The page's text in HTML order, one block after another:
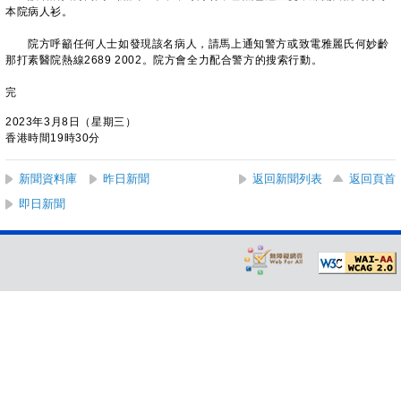
本院病人衫。
院方呼籲任何人士如發現該名病人，請馬上通知警方或致電雅麗氏何妙齡
那打素醫院熱線2689 2002。院方會全力配合警方的搜索行動。
完
2023年3月8日（星期三）
香港時間19時30分
新聞資料庫 昨日新聞 返回新聞列表
返回頁首
即日新聞